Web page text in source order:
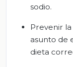
sodio.
Prevenir la
asunto de
dieta